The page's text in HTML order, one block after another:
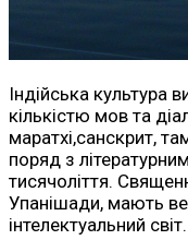
Індійська культура
кількістю мов та
маратхі,санскрит,
поряд з
тисячоліття.
Упанішади, мають
інтелектуальний світ.